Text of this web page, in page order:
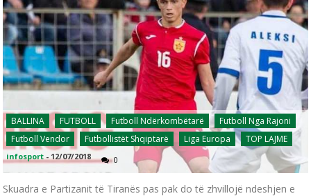
BALLINA FUTBOLL Futboll Ndërkombëtarë
Futboll Nga Rajoni
Futboll Vendor
Futbollistët Shqiptarë Liga Europa TOP LAJME
infosport - 12/07/2018 0
Skuadra e Partizanit të Tiranës pas pak do të zhvillojë ndeshjen e